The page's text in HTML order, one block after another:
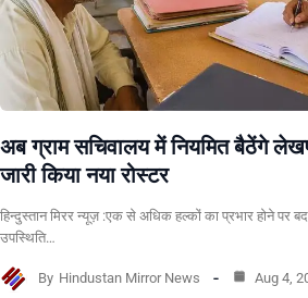
अब ग्राम सचिवालय में नियमित बैठेंगे
जारी किया नया रोस्टर
हिन्दुस्तान मिरर न्यूज़ :एक से अधिक हल्कों का प्रभार होने पर
उपस्थिति…
By Hindustan Mirror News Aug 4,